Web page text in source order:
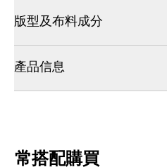
版型及布料成分
產品信息
常搭配購買